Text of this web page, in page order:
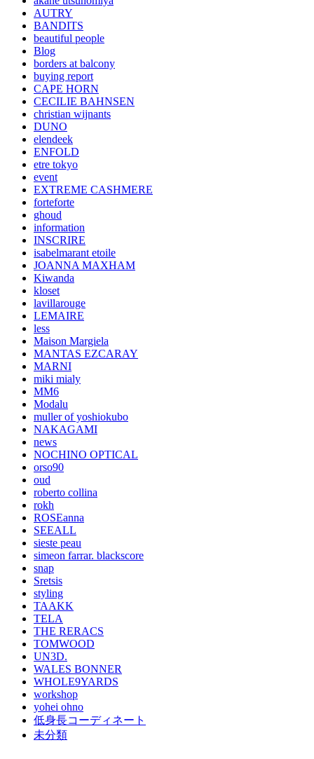
AUTRY
BANDITS
beautiful people
Blog
borders at balcony
buying report
CAPE HORN
CECILIE BAHNSEN
christian wijnants
DUNO
elendeek
ENFOLD
etre tokyo
event
EXTREME CASHMERE
forteforte
ghoud
information
INSCRIRE
isabelmarant etoile
JOANNA MAXHAM
Kiwanda
kloset
lavillarouge
LEMAIRE
less
Maison Margiela
MANTAS EZCARAY
MARNI
miki mialy
MM6
Modalu
muller of yoshiokubo
NAKAGAMI
news
NOCHINO OPTICAL
orso90
oud
roberto collina
rokh
ROSEanna
SEEALL
sieste peau
simeon farrar. blackscore
snap
Sretsis
styling
TAAKK
TELA
THE RERACS
TOMWOOD
UN3D.
WALES BONNER
WHOLE9YARDS
workshop
yohei ohno
低身長コーディネート
未分類